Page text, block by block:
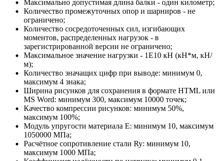
Максимально допустимая длина балки - один километр;
Количество промежуточных опор и шарниров - не
ограничено;
Количество сосредоточенных сил, изгибающих
моментов, распределенных нагрузок - в
зарегистрированной версии не ограничено;
Максимальное значение нагрузки - 1E10 кН (кН*м, кН/
м);
Количество значащих цифр при выводе: минимум 0,
максимум 4 знака;
Ширина рисунков для сохранения в формате HTML или
MS Word: минимум 300, максимум 10000 точек;
Качество компрессии рисунков: минимум 50%,
максимум 100%;
Модуль упругости материала E: минимум 10, максимум
1050000 МПа;
Расчётное сопротивление стали Ry: минимум 10,
максимум 1000 МПа;